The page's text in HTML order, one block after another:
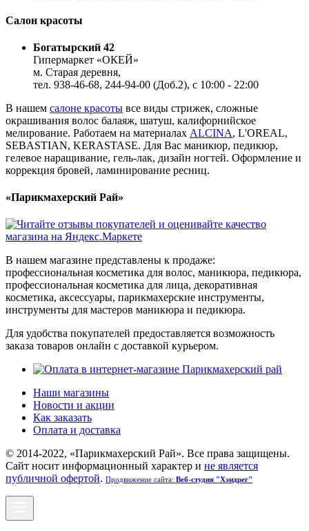
Салон красоты
Богатырский 42
Гипермаркет «ОКЕЙ»
м. Старая деревня,
тел. 938-46-68, 244-94-00 (Доб.2), c 10:00 - 22:00
В нашем салоне красоты все виды стрижек, сложные
окрашивания волос балаяж, шатуш, калифорнийское
мелирование. Работаем на материалах ALCINA, L'OREAL,
SEBASTIAN, KERASTASE. Для Вас маникюр, педикюр,
гелевое наращивание, гель-лак, дизайн ногтей. Оформление и
коррекция бровей, ламинирование ресниц.
«Парикмахерский Рай»
В нашем магазине представлены к продаже:
профессиональная косметика для волос, маникюра, педикюра,
профессиональная косметика для лица, декоративная
косметика, аксессуары, парикмахерские инструменты,
инструменты для мастеров маникюра и педикюра.
Для удобства покупателей предоставляется возможность
заказа товаров онлайн с доставкой курьером.
Наши магазины
Новости и акции
Как заказать
Оплата и доставка
© 2014-2022, «Парикмахерский Рай». Все права защищены.
Cайт носит информационный характер и не является
публичной офертой. Продвижение сайта: Веб-студия "Хэндрег"